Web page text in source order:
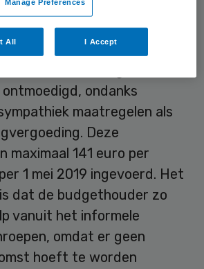
voren uit van de
waarraan bijna
de
ondanks
maatregelen als
Deze
maximaal 141 euro per
1 mei 2019 ingevoerd. Het
dat de budgethouder zo
vanuit het informele
omdat er geen
hoeft te worden
Manage Preferences
All I Accept